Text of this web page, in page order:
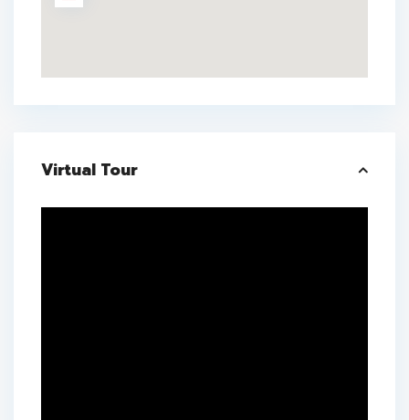
Virtual Tour